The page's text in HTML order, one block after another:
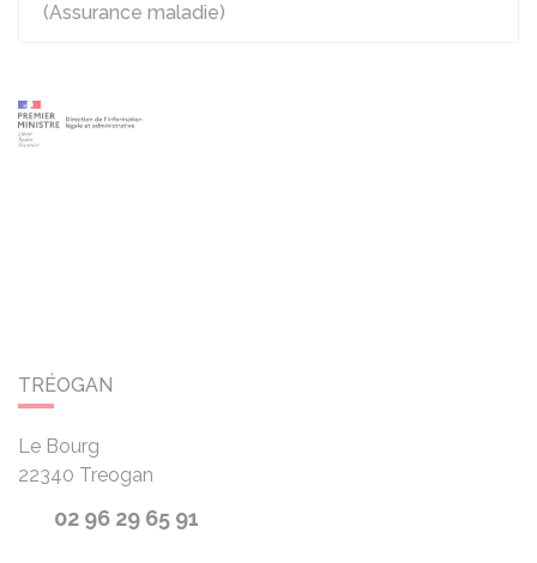
(Assurance maladie)
TRÉOGAN
Le Bourg
22340 Treogan
02 96 29 65 91